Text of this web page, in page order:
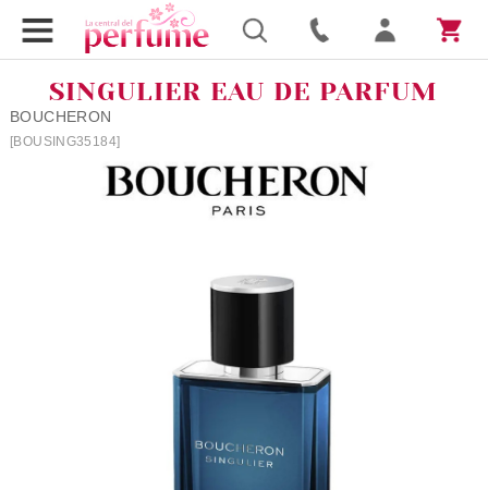
SINGULIER EAU DE PARFUM
BOUCHERON
[BOUSING35184]